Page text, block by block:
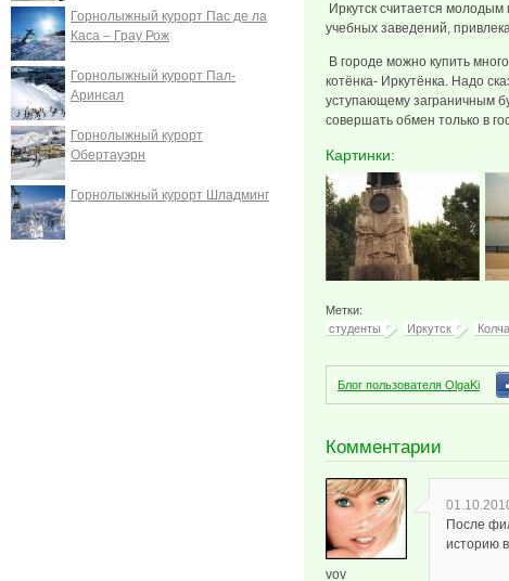
Иркутск считается
учебных заведений,
В городе можно купить
котёнка- Иркутёнка. Надо
уступающему заграничным
совершать обмен только в
Картинки:
Метки:
студенты
Иркутск
Блог пользователя OlgaKi
Комментарии
vov
После
историю
Горнолыжный курорт Пас де ла
Каса – Грау Рож
Горнолыжный курорт Пал-
Аринсал
Горнолыжный курорт
Обертауэрн
Горнолыжный курорт Шладминг